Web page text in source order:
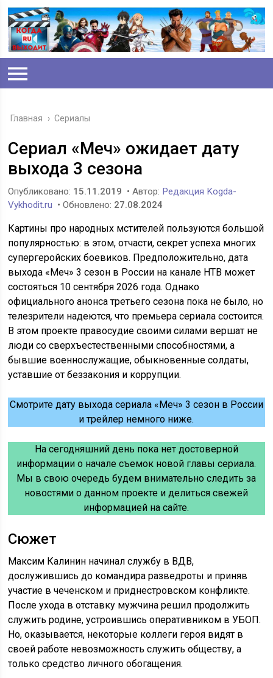
Главная › Сериалы
Сериал «Меч» ожидает дату
выхода 3 сезона
Опубликовано: 15.11.2019 • Автор: Редакция Kogda-
Vykhodit.ru • Обновлено: 27.08.2024
Картины про народных мстителей пользуются большой
популярностью: в этом, отчасти, секрет успеха многих
супергеройских боевиков. Предположительно, дата
выхода «Меч» 3 сезон в России на канале НТВ может
состояться 10 сентября 2026 года. Однако
официального анонса третьего сезона пока не было, но
телезрители надеются, что премьера сериала состоится.
В этом проекте правосудие своими силами вершат не
люди со сверхъестественными способностями, а
бывшие военнослужащие, обыкновенные солдаты,
уставшие от беззакония и коррупции.
Смотрите дату выхода сериала «Меч» 3 сезон в России
и трейлер немного ниже.
На сегодняшний день пока нет достоверной
информации о начале съемок новой главы сериала.
Мы в свою очередь будем внимательно следить за
новостями о данном проекте и делиться свежей
информацией на сайте.
Сюжет
Максим Калинин начинал службу в ВДВ,
дослужившись до командира разведроты и приняв
участие в чеченском и приднестровском конфликте.
После ухода в отставку мужчина решил продолжить
служить родине, устроившись оперативником в УБОП.
Но, оказывается, некоторые коллеги героя видят в
своей работе невозможность служить обществу, а
только средство личного обогащения.